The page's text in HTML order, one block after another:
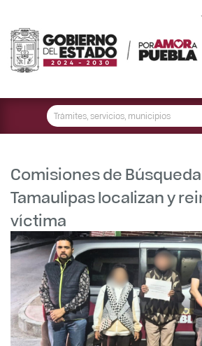
Comisiones de
Tamaulipas localizan y
víctima